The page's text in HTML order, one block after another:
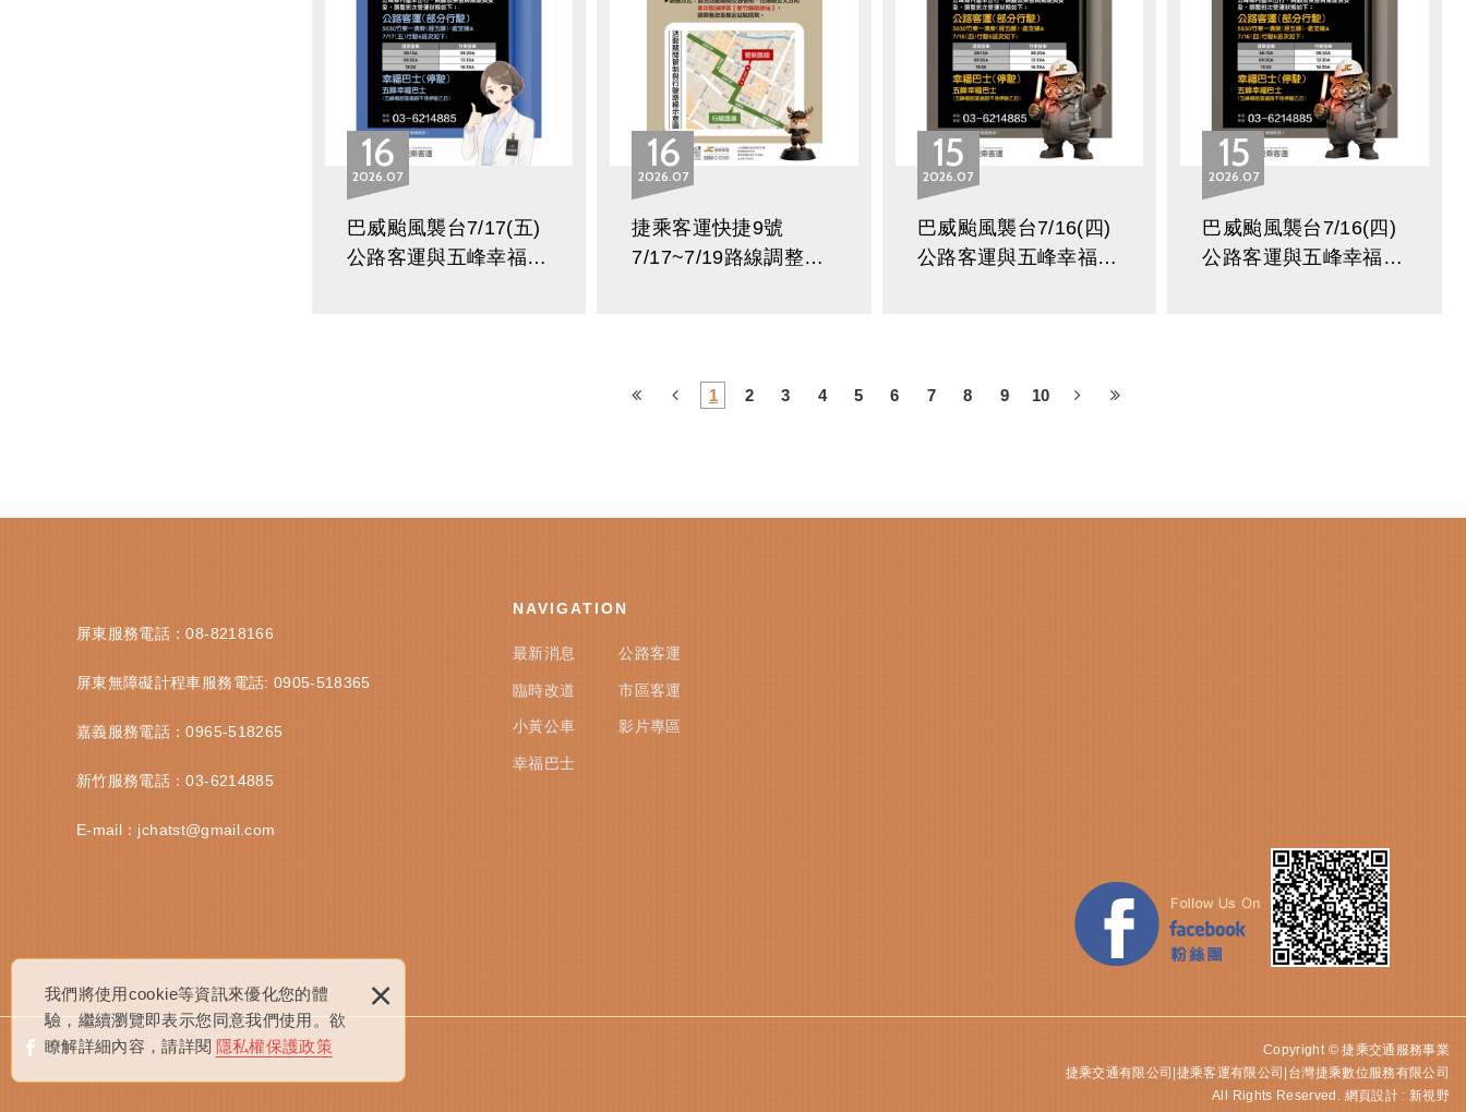
我們將使用cookie等資訊來優化您的體
驗，繼續瀏覽即表示您同意我們使用。欲
瞭解詳細內容，請詳閱 隱私權保護政策
×
1607
2026
巴威颱風襲台7/17(五)
公路客運與五峰幸福巴
1607
2026
捷乘客運快捷9號
7/17~7/19路線調整公
1507
2026
巴威颱風襲台7/16(四)
公路客運與五峰幸福巴
1507
2026
巴威颱風襲台7/16(四)
公路客運與五峰幸福巴
1 2 3 4 5 6 7 8 9 10
屏東服務電話：08-8218166
屏東無障礙計程車服務電話: 0905-518365
嘉義服務電話：0965-518265
新竹服務電話：03-6214885
E-mail： jchatst@gmail.com
NAVIGATION
最新消息
臨時改道
小黃公車
幸福巴士
公路客運
市區客運
影片專區
Copyright © 捷乘交通服務事業
捷乘交通有限公司|捷乘客運有限公司|台灣捷乘數位服務有限公司
All Rights Reserved.
網頁設計 : 新視野